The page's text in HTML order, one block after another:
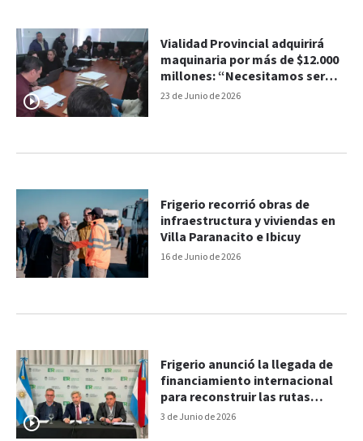
23 de Junio de 2026
Vialidad Provincial adquirirá
maquinaria por más de $12.000
millones: “Necesitamos ser
más eficientes”
16 de Junio de 2026
Frigerio recorrió obras de
infraestructura y viviendas en
Villa Paranacito e Ibicuy
3 de Junio de 2026
Frigerio anunció la llegada de
financiamiento internacional
para reconstruir las rutas
entrerrianas